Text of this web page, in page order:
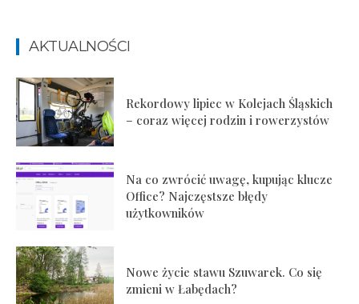
AKTUALNOŚCI
Rekordowy lipiec w Kolejach Śląskich
– coraz więcej rodzin i rowerzystów
Na co zwrócić uwagę, kupując klucze
Office? Najczęstsze błędy
użytkowników
Nowe życie stawu Szuwarek. Co się
zmieni w Łabędach?